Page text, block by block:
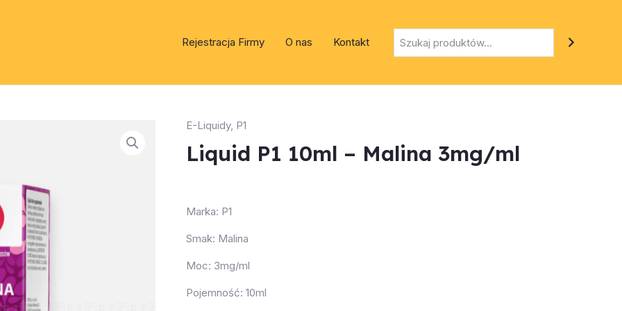
Rejestracja Firmy O nas Kontakt
E-Liquidy, P1
Liquid P1 10ml – Malina 3mg/ml
Marka: P1
Smak: Malina
Moc: 3mg/ml
Pojemność: 10ml